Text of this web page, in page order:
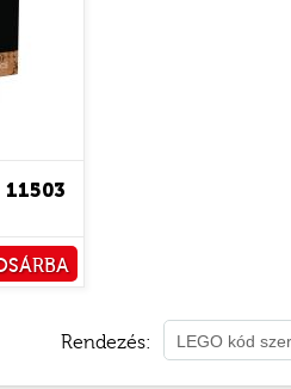
11503
Rendezés: